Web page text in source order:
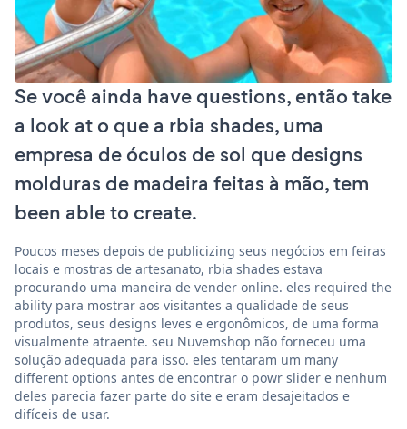
Se você ainda have questions, então take
a look at o que a rbia shades, uma
empresa de óculos de sol que designs
molduras de madeira feitas à mão, tem
been able to create.
Poucos meses depois de publicizing seus negócios em feiras
locais e mostras de artesanato, rbia shades estava
procurando uma maneira de vender online. eles required the
ability para mostrar aos visitantes a qualidade de seus
produtos, seus designs leves e ergonômicos, de uma forma
visualmente atraente. seu Nuvemshop não forneceu uma
solução adequada para isso. eles tentaram um many
different options antes de encontrar o powr slider e nenhum
deles parecia fazer parte do site e eram desajeitados e
difíceis de usar.